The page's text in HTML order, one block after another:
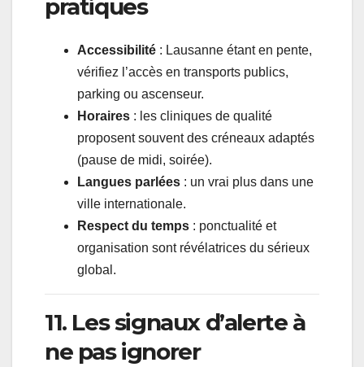
pratiques
Accessibilité : Lausanne étant en pente,
vérifiez l’accès en transports publics,
parking ou ascenseur.
Horaires : les cliniques de qualité
proposent souvent des créneaux adaptés
(pause de midi, soirée).
Langues parlées : un vrai plus dans une
ville internationale.
Respect du temps : ponctualité et
organisation sont révélatrices du sérieux
global.
11. Les signaux d’alerte à
ne pas ignorer